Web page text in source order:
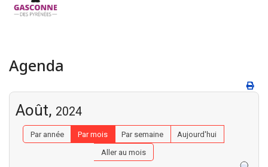
Agenda
Août, 2024
Par année Par mois Par semaine
Aujourd'hui
Aller au mois